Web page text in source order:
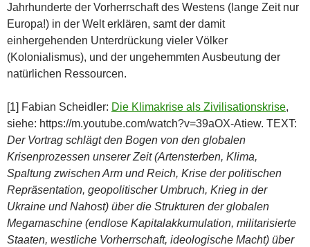
Jahrhunderte der Vorherrschaft des Westens (lange Zeit nur
Europa!) in der Welt erklären, samt der damit
einhergehenden Unterdrückung vieler Völker
(Kolonialismus), und der ungehemmten Ausbeutung der
natürlichen Ressourcen.
[1] Fabian Scheidler: Die Klimakrise als Zivilisationskrise,
siehe: https://m.youtube.com/watch?v=39aOX-Atiew. TEXT:
Der Vortrag schlägt den Bogen von den globalen
Krisenprozessen unserer Zeit (Artensterben, Klima,
Spaltung zwischen Arm und Reich, Krise der politischen
Repräsentation, geopolitischer Umbruch, Krieg in der
Ukraine und Nahost) über die Strukturen der globalen
Megamaschine (endlose Kapitalakkumulation, militarisierte
Staaten, westliche Vorherrschaft, ideologische Macht) über